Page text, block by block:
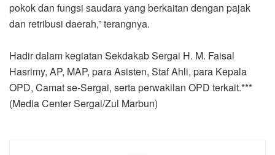
pokok dan fungsi saudara yang berkaitan dengan pajak
dan retribusi daerah,” terangnya.
Hadir dalam kegiatan Sekdakab Sergai H. M. Faisal
Hasrimy, AP, MAP, para Asisten, Staf Ahli, para Kepala
OPD, Camat se-Sergai, serta perwakilan OPD terkait.***
(Media Center Sergai/Zul Marbun)